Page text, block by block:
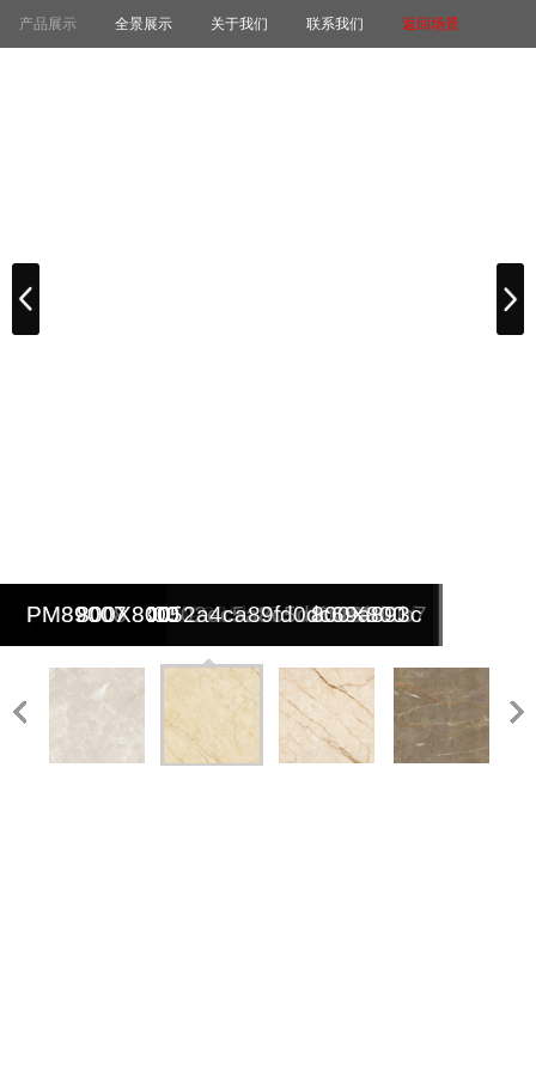
产品展示 全景展示 关于我们 联系我们 返回场景
8885800X800
8885800X800
8833800X800
361b3f8f3be839aeba26a26d3c1ee3c
800X800
38d6bb8d3d0e9803b35dbcf399bf88f
800X800
7b32c9f82ced02ec5a8c5daca6041b7
800X800
0b38b6f843952a4ca89fd0dc69a893c
800X800
测
试
800X800
测
试
800X800
8803800X800
8802800X800
8801800X800
9000800X800
89813-
4c
800X800
8845800X800
TQY-
0801A
800X800
TQY-
0802A
800X800
TQY-
0803
800X800
TQY-
0807A
800X800
6013800X800
6012800X800
6011800X800
6010800X800
6005800X800
6002800X800
PM89005
800X800
PM89003
800X800
PM89002
800X800
PM89001
800X800
PM88032
深啡
800X800
PM88031
黑金
800X800
PM88030
紫罗
800X800
PM88020
赏心
800X800
PM88018
埃及
800X800
PM88017
祥云
800X800
PM88015
金碧
800X800
PM88013
自由
800X800
PM88010
绿玉
800X800
PM88009
丝路
800X800
PM88006
皇家
800X800
PM88005
冰川
800X800
PM88003
银线
800X800
PM88002
浅啡
800X800
MWJ88022
灵润
800X800
MWJ88016
冰肌
800X800
MWJ88008
云海
800X800
MWJ88007
玉石
800X800
PM89056
金相
800X800
pm89029800X800
pm89028800X800
PM89015
800X800
PM89009
800X800
PM89008
800X800
PM89007
800X800